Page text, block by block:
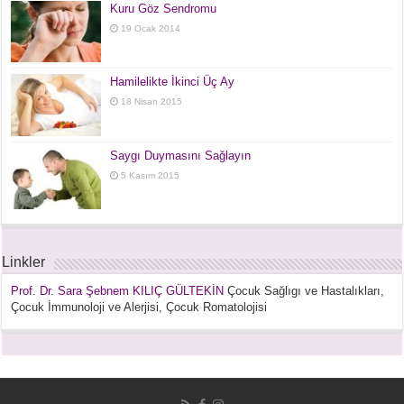
Kuru Göz Sendromu
19 Ocak 2014
Hamilelikte İkinci Üç Ay
18 Nisan 2015
Saygı Duymasını Sağlayın
5 Kasım 2015
Linkler
Prof. Dr. Sara Şebnem KILIÇ GÜLTEKİN Çocuk Sağlıgı ve Hastalıkları,
Çocuk İmmunoloji ve Alerjisi, Çocuk Romatolojisi